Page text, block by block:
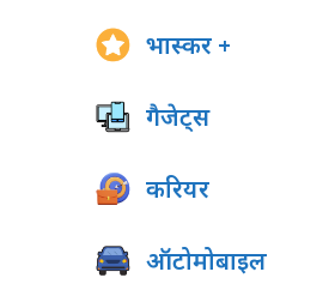
भास्कर +
गैजेट्स
करियर
ऑटोमोबाइल